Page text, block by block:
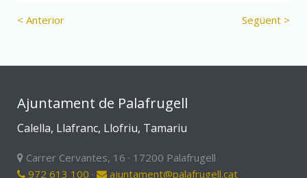
< Anterior Següent >
Ajuntament de Palafrugell
Calella, Llafranc, Llofriu, Tamariu
Carrer Cervantes, 16 · 17200 Palafrugell
972 613 100 ·
ajuntament@palafrugell.cat